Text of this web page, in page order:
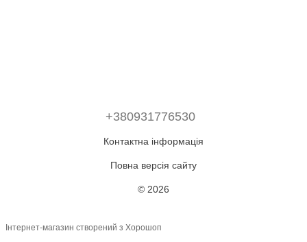
+380931776530
Контактна інформація
Повна версія сайту
© 2026
Інтернет-магазин створений з Хорошоп